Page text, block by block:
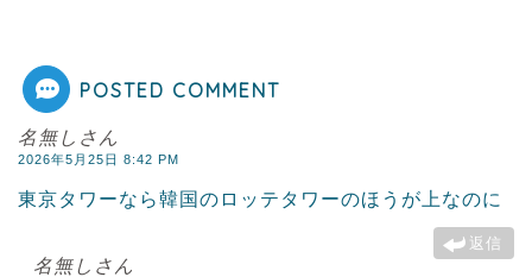
POSTED COMMENT
名無しさん
2026年5月25日 8:42 PM
東京タワーなら韓国のロッテタワーのほうが上なのに
返信
名無しさん